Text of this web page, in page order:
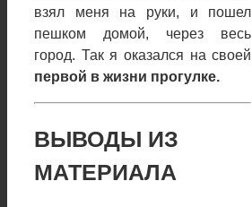
взял меня на руки, и пошел
пешком домой, через весь
город. Так я оказался на своей
первой в жизни прогулке.
ВЫВОДЫ ИЗ
МАТЕРИАЛА